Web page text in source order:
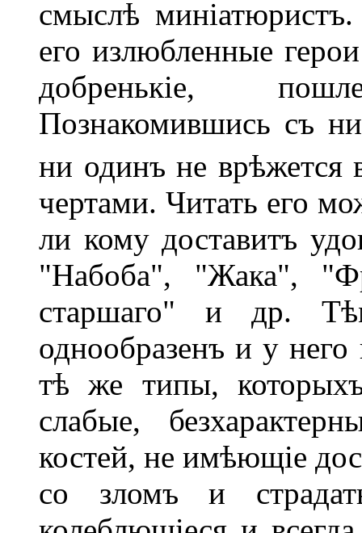
смыслѣ
его излюбленные
добренькіе,
Познакомившись съ
ни одинъ не врѣжется
чертами. Читать его
ли кому доставитъ
"Набоба", "Жака",
старшаго" и др.
однообразенъ и у
тѣ же типы,
слабые,
костей, не имѣющіе
со зломъ и